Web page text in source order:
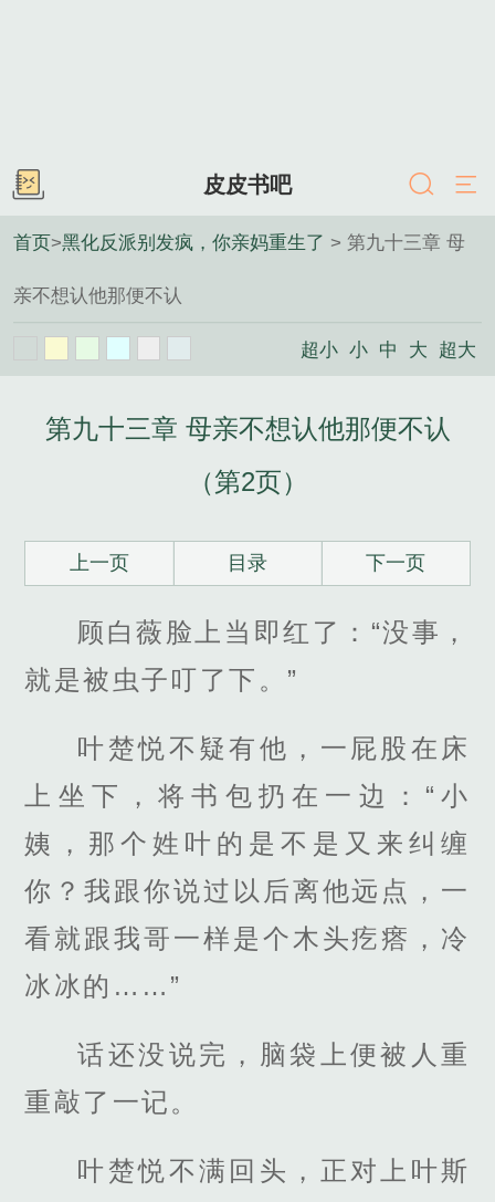
皮皮书吧
首页>黑化反派别发疯，你亲妈重生了 > 第九十三章 母
亲不想认他那便不认
超小 小 中 大 超大
第九十三章 母亲不想认他那便不认
（第2页）
上一页 目录 下一页
顾白薇脸上当即红了：“没事，
就是被虫子叮了下。”
叶楚悦不疑有他，一屁股在床
上坐下，将书包扔在一边：“小
姨，那个姓叶的是不是又来纠缠
你？我跟你说过以后离他远点，一
看就跟我哥一样是个木头疙瘩，冷
冰冰的……”
话还没说完，脑袋上便被人重
重敲了一记。
叶楚悦不满回头，正对上叶斯